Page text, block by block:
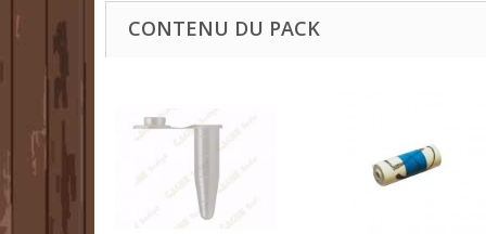
CONTENU DU PACK